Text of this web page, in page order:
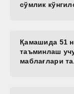
сўмлик
Қамашида 51
таъминлаш
маблағлари